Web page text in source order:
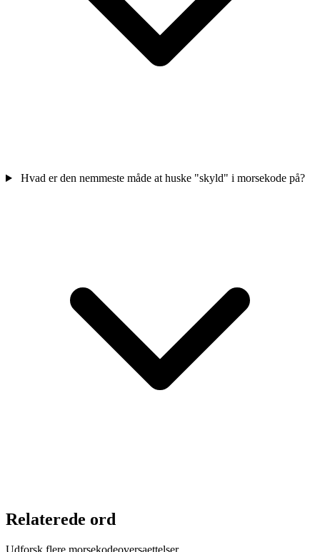
Hvad er den nemmeste måde at huske "skyld" i morsekode på?
Relaterede ord
Udforsk flere morsekodeoversaettelser